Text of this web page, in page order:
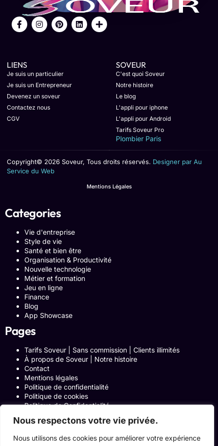
Nous respectons votre vie privée.
Nous utilisons des cookies pour améliorer votre expérience
LIENS
Je suis un particulier
Je suis un Entrepreneur
Devenez un soveur
Contactez nous
CGV
SOVEUR
C'est quoi Soveur
Notre histoire
Le blog
L'appli pour iphone
L'appli pour Android
Tarifs Soveur Pro
Plombier Paris
Copyright© 2026 Soveur, Tous droits réservés. Designer par Au
Service du Web
Mentions Légales
Categories
Vie d'entreprise
Style de vie
Santé et bien être
Organisation & Productivité
Nouvelle technologie
Métier et formation
Jeu en ligne
Finance
Blog
App Showcase
Pages
Tarifs Soveur | Sans commission | Clients illimités
À propos de Soveur | Notre histoire
Contact
Mentions légales
Politique de confidentialité
Politique de cookies
Politique de Confidentialité
Blog
Programme Affiliation